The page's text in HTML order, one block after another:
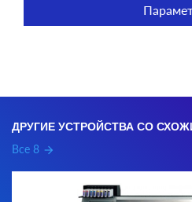
ДРУГИЕ УСТРОЙСТВА СО
Все 8 arrow_forward